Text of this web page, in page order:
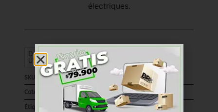
électriques.
Dollar américain ($) -
USD
SKU RKVV003
Categoría Coquilles et pneus
Étiquettes
Pièces détachées pour scooters